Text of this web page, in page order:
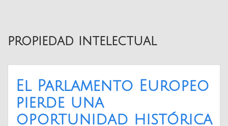
propiedad intelectual
El Parlamento Europeo
pierde una
oportunidad histórica